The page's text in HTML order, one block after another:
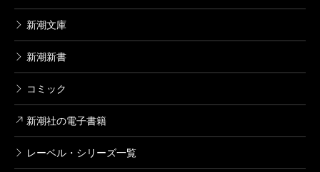
新潮文庫
新潮新書
コミック
新潮社の電子書籍
レーベル・シリーズ一覧